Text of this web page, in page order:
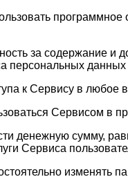
за содержание
персональных данных
к Сервису в
Сервисом в
денежную сумму,
Сервиса
изменять